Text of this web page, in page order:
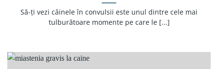
Să-ți vezi câinele în convulsii este unul dintre cele mai
tulburătoare momente pe care le [...]